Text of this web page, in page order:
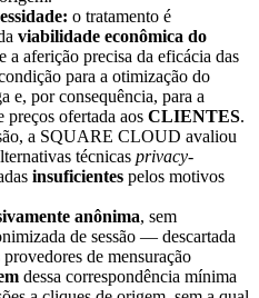
o tratamento é
viabilidade econômica do
a aferição precisa da eficácia das
para a otimização do
e, por consequência, para a
preços ofertada aos CLIENTES.
a SQUARE CLOUD avaliou
técnicas privacy-
insuficientes pelos motivos
anônima, sem
de sessão — descartada
de mensuração
dessa correspondência mínima